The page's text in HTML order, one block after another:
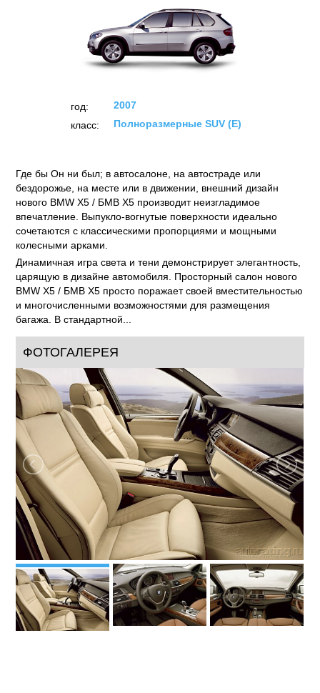
год:
2007
класс:
Полноразмерные SUV (E)
Где бы Он ни был; в автосалоне, на автостраде или
бездорожье, на месте или в движении, внешний дизайн
нового BMW X5 / БМВ X5 производит неизгладимое
впечатление. Выпукло-вогнутые поверхности идеально
сочетаются с классическими пропорциями и мощными
колесными арками.
Динамичная игра света и тени демонстрирует элегантность,
царящую в дизайне автомобиля. Просторный салон нового
BMW X5 / БМВ X5 просто поражает своей вместительностью
и многочисленными возможностями для размещения
багажа. В стандартной...
ФОТОГАЛЕРЕЯ